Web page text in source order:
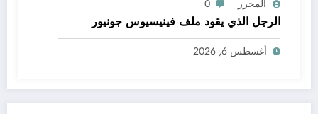
المحرر 0
الرجل الذي يقود ملف فينيسيوس جونيور
أغسطس 6, 2026